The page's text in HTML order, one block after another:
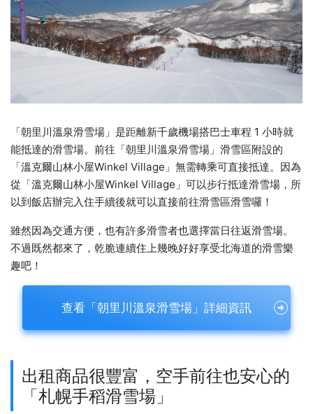
「朝里川溫泉滑雪場」是距離新千歲機場搭巴士車程 1 小時就
能抵達的滑雪場。前往「朝里川溫泉滑雪場」滑雪區附設的
「溫克爾山林小屋Winkel Village」無需轉乘可直接抵達。因為
從「溫克爾山林小屋Winkel Village」可以步行抵達滑雪場，所
以到飯店辦完入住手續後就可以直接前往滑雪區滑雪囉！
雖然因為交通方便，也有許多滑雪者也選擇當日往返滑雪場。
不過既然都來了，乾脆連續住上幾晚好好享受北海道的滑雪樂
趣吧！
查看「朝里川溫泉滑雪場」詳細資訊
出租商品很豐富，空手前往也安心的
「札幌手稻滑雪場」